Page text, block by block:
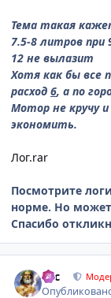
Тема такая
7.5-8 литров при
12 не вылазит
Хотя как бы все
расход 6, а по
Мотор не кручу
экономить.
Лог.rar
Посмотрите
норме. Но
Спасибо
тас